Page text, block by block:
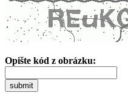
Opište kód z obrázku:
submit